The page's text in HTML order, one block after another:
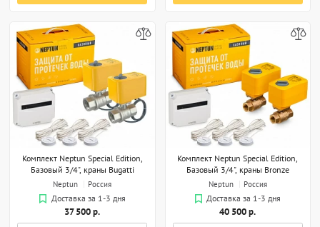
Комплект Neptun Special Edition,
Базовый 3/4", краны Bugatti
Neptun
Россия
Доставка за 1-3 дня
37 500 р.
Комплект Neptun Special Edition,
Базовый 3/4", краны Bronze
Neptun
Россия
Доставка за 1-3 дня
40 500 р.